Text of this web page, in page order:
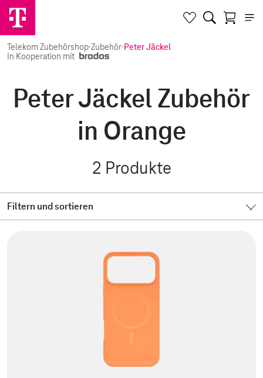
Telekom Zubehörshop·Zubehör·Peter Jäckel
In Kooperation mit
Peter Jäckel Zubehör
in Orange
2 Produkte
Filtern und sortieren